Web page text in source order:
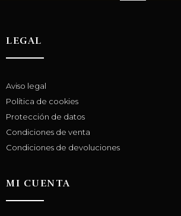
LEGAL
Aviso legal
Política de cookies
Protección de datos
Condiciones de venta
Condiciones de devoluciones
MI CUENTA